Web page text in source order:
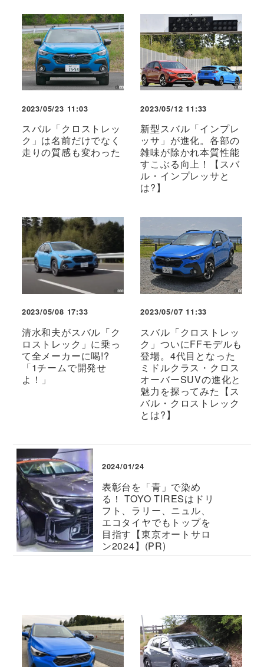
2023/05/23 11:03
スバル「クロストレッ
ク」は名前だけでなく
走りの質感も変わった
2023/05/12 11:33
新型スバル「インプレ
ッサ」が進化。各部の
雑味が除かれ本質性能
すこぶる向上！【スバ
ル・インプレッサと
は?】
2023/05/08 17:33
清水和夫がスバル「ク
ロストレック」に乗っ
て全メーカーに喝!?
「1チームで開発せ
よ！」
2023/05/07 11:33
スバル「クロストレッ
ク」ついにFFモデルも
登場。4代目となった
ミドルクラス・クロス
オーバーSUVの進化と
魅力を探ってみた【ス
バル・クロストレック
とは?】
2024/01/24
表彰台を「青」で染め
る！ TOYO TIRESはドリ
フト、ラリー、ニュル、
エコタイヤでもトップを
目指す【東京オートサロ
ン2024】(PR)